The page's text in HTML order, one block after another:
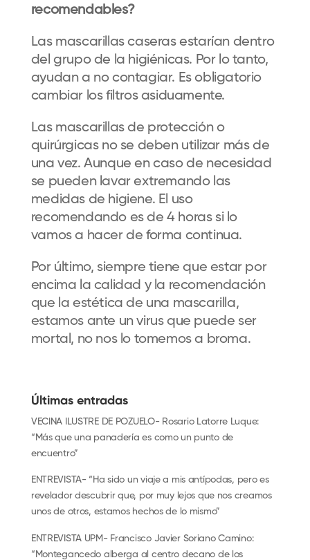
recomendables?
Las mascarillas caseras estarían dentro
del grupo de la higiénicas. Por lo tanto,
ayudan a no contagiar. Es obligatorio
cambiar los filtros asiduamente.
Las mascarillas de protección o
quirúrgicas no se deben utilizar más de
una vez. Aunque en caso de necesidad
se pueden lavar extremando las
medidas de higiene. El uso
recomendando es de 4 horas si lo
vamos a hacer de forma continua.
Por último, siempre tiene que estar por
encima la calidad y la recomendación
que la estética de una mascarilla,
estamos ante un virus que puede ser
mortal, no nos lo tomemos a broma.
Últimas entradas
VECINA ILUSTRE DE POZUELO- Rosario Latorre Luque:
“Más que una panadería es como un punto de
encuentro”
ENTREVISTA- “Ha sido un viaje a mis antípodas, pero es
revelador descubrir que, por muy lejos que nos creamos
unos de otros, estamos hechos de lo mismo”
ENTREVISTA UPM- Francisco Javier Soriano Camino:
“Montegancedo alberga al centro decano de los